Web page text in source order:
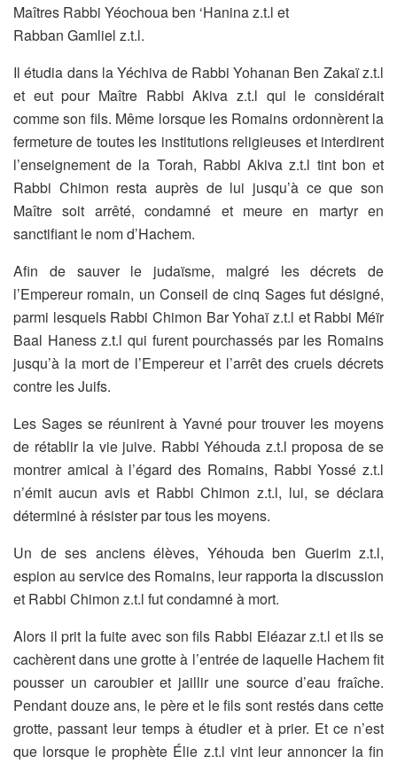
Maîtres Rabbi Yéochoua ben ‘Hanina z.t.l et
Rabban Gamliel z.t.l.
Il étudia dans la Yéchiva de Rabbi Yohanan Ben Zakaï z.t.l
et eutpour Maître Rabbi Akiva z.t.l qui le considérait
comme son fils. Même lorsque les Romains ordonnèrent la
fermeture de toutes les institutions religieuses et interdirent
l’enseignement de la Torah, Rabbi Akiva z.t.l tint bon et
Rabbi Chimon resta auprès de lui jusqu’à ce que son
Maître soit arrêté, condamné et meure en martyr en
sanctifiant le nom d’Hachem.
Afin de sauver le judaïsme, malgré les décrets de
l’Empereur romain, un Conseil de cinq Sages fut désigné,
parmi lesquels Rabbi Chimon Bar Yohaï z.t.l et Rabbi Méïr
Baal Haness z.t.l qui furentpourchassés par les Romains
jusqu’à la mort de l’Empereur et l’arrêtdes cruels décrets
contre les Juifs.
Les Sages se réunirent à Yavné pour trouver les moyens
de rétablir la vie juive. Rabbi Yéhouda z.t.l proposa de se
montrer amical à l’égard des Romains, Rabbi Yossé z.t.l
n’émit aucun avis et RabbiChimon z.t.l, lui, se déclara
déterminé à résister par tous les moyens.
Un de ses anciens élèves, Yéhouda ben Guerim z.t.l,
espion au service des Romains, leur rapporta la discussion
et Rabbi Chimon z.t.l fut condamné à mort.
Alors il prit la fuite avec son fils Rabbi Eléazar z.t.l et ils se
cachèrentdans une grotte à l’entrée de laquelle Hachem fit
pousser un caroubier et jaillir une source d’eau fraîche.
Pendant douze ans, le père et le fils sont restés dans cette
grotte, passant leur temps àétudier et à prier. Et ce n’est
que lorsque le prophète Élie z.t.l vint leur annoncer la fin